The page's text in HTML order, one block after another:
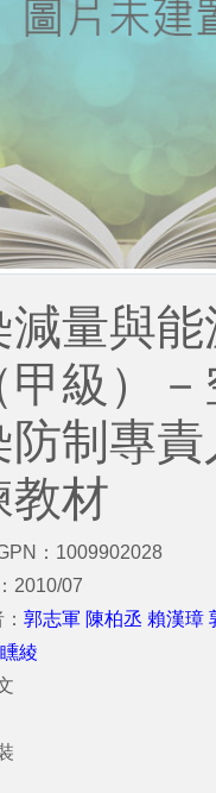
減量與能
甲級）－
防制專責
教材
：1009902028
2010/07
郭志軍 陳柏丞 賴漢璋
綾